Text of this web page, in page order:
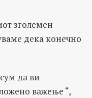
зголемен
дека конечно
да ви
важење “,